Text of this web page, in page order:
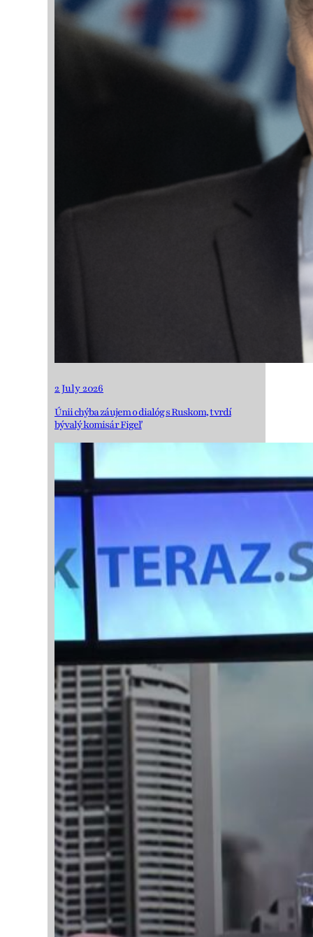
2 July 2026
Únii chýba záujem o dialóg s Ruskom, tvrdí
bývalý komisár Figeľ